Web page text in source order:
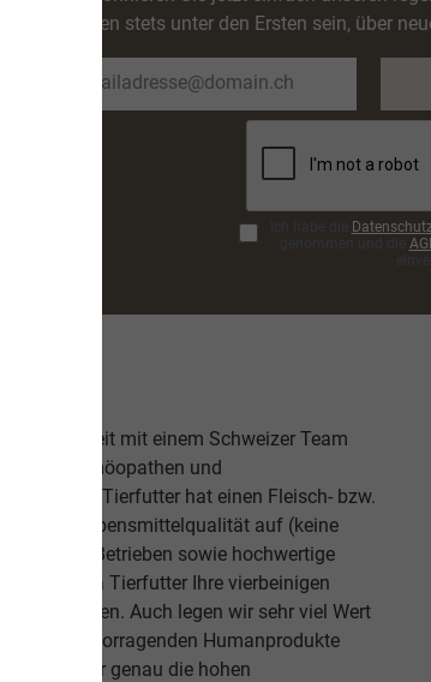
werden stets unter den Ersten sein, über
Mail-
Adresse*
mit einem Schweizer Team
Homöopathen und
leckere Tierfutter hat einen Fleisch- bzw.
weist Lebensmittelqualität auf (keine
Betrieben sowie hochwertige
naVita Tierfutter Ihre vierbeinigen
ernähren. Auch legen wir sehr viel Wert
hervorragenden Humanprodukte
kennen wir genau die hohen